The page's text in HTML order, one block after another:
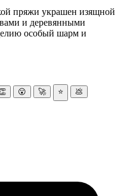
пряжи украшен изящной
и деревянными
особый шарм и
😮 🚀 ⭐ 💩